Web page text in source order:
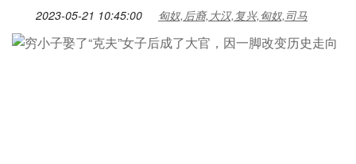
2023-05-21 10:45:00 匈奴,后裔,大汉,复兴,匈奴,司马